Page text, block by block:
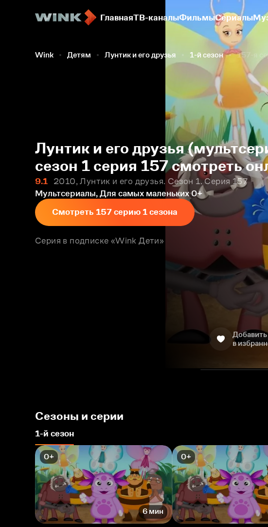
ГлавнаяТВ-каналыФильмыСериалы
Wink Детям Лунтик и его друзья 1-й сезон 157-я
Лунтик и его друзья
сезон 1 серия 157 смотреть
9.1
2010, Лунтик и его друзья. Сезон 1. Серия 157
Мультсериалы, Для самых маленьких 0+
Смотреть 157 серию 1 сезона
Серия в подписке «Wink Дети»
Добавить
в
Сезоны и серии
1-й сезон
0+
6 мин
0+